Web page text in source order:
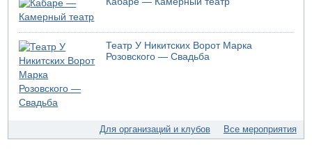
07.08.2026 17:51
БАГАЦ отказался заморозить лишение налоговых льгот
для уклонистов-харедим
07.08.2026 17:48
В Иерусалиме водитель врезался в забор и серьезно
пострадал
07.08.2026 13:47
Ливанская армия сообщила о ранении солдата
Моджтаба Хаменеи в плохом состоянии
Театр У Никитских Ворот Марка
Розовского — Свадьба
Для организаций и клубов Все мероприятия